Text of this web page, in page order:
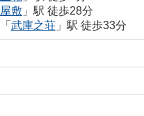
敷 」駅 徒歩28分
「 武庫之荘」駅 徒歩33分